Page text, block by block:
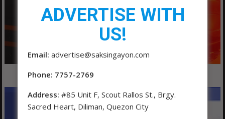
ADVERTISE WITH
US!
Email: advertise@saksingayon.com
Phone: 7757-2769
Address: #85 Unit F, Scout Rallos St., Brgy.
Sacred Heart, Diliman, Quezon City